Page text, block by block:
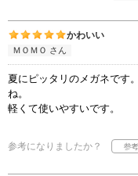
かわいい
ＭＯＭＯ さん
夏にピッタリのメガネです
ね。
軽くて使いやすいです。
参考になりましたか？